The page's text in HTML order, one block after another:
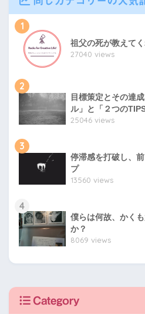
1
祖父の死が教えて
27040 views
2
目標策定とその達
ル」と「２つのTIPS
25046 views
3
停滞感を打破し、
プ
13560 views
4
僕らは何故、かく
か？
8069 views
Category